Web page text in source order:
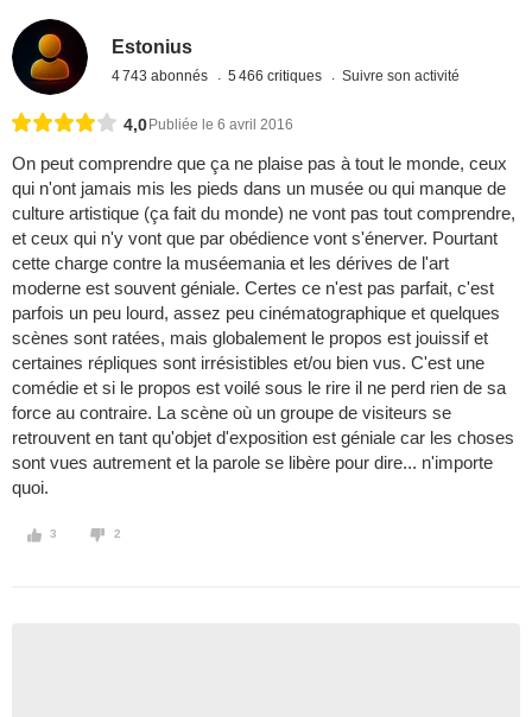
Estonius
4 743 abonnés 5 466 critiques Suivre son activité
4,0 Publiée le 6 avril 2016
On peut comprendre que ça ne plaise pas à tout le monde, ceux
qui n'ont jamais mis les pieds dans un musée ou qui manque de
culture artistique (ça fait du monde) ne vont pas tout comprendre,
et ceux qui n'y vont que par obédience vont s'énerver. Pourtant
cette charge contre la muséemania et les dérives de l'art
moderne est souvent géniale. Certes ce n'est pas parfait, c'est
parfois un peu lourd, assez peu cinématographique et quelques
scènes sont ratées, mais globalement le propos est jouissif et
certaines répliques sont irrésistibles et/ou bien vus. C'est une
comédie et si le propos est voilé sous le rire il ne perd rien de sa
force au contraire. La scène où un groupe de visiteurs se
retrouvent en tant qu'objet d'exposition est géniale car les choses
sont vues autrement et la parole se libère pour dire... n'importe
quoi.
3 2